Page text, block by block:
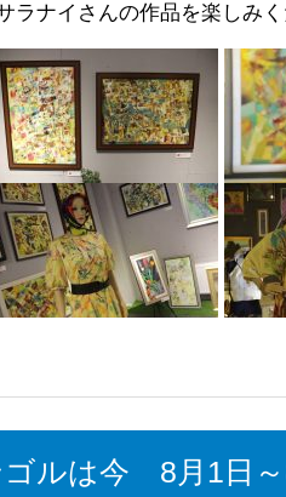
ラナイさんの作品を楽しみく
ルは今 8月1日～